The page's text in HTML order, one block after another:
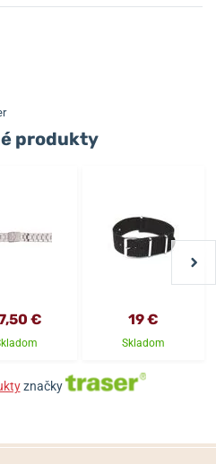
produkty
€ 19 €
Skladom
značky